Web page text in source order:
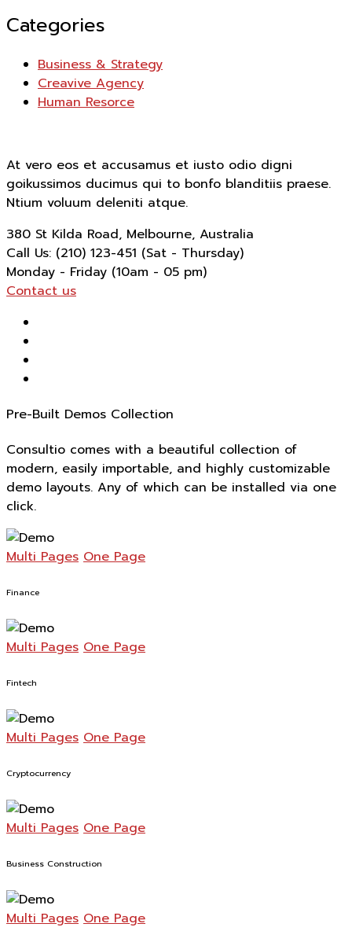
Categories
Business & Strategy
Creavive Agency
Human Resorce
At vero eos et accusamus et iusto odio digni
goikussimos ducimus qui to bonfo blanditiis praese.
Ntium voluum deleniti atque.
380 St Kilda Road, Melbourne, Australia
Call Us: (210) 123-451 (Sat - Thursday)
Monday - Friday (10am - 05 pm)
Contact us
Pre-Built Demos Collection
Consultio comes with a beautiful collection of
modern, easily importable, and highly customizable
demo layouts. Any of which can be installed via one
click.
Multi Pages One Page
Finance
Multi Pages One Page
Fintech
Multi Pages One Page
Cryptocurrency
Multi Pages One Page
Business Construction
Multi Pages One Page